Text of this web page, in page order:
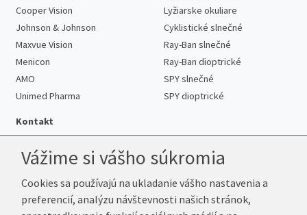
Cooper Vision
Johnson & Johnson
Maxvue Vision
Menicon
AMO
Unimed Pharma
Lyžiarske okuliare
Cyklistické slnečné
Ray-Ban slnečné
Ray-Ban dioptrické
SPY slnečné
SPY dioptrické
Kontakt
Telefón:+421 222 205 863
E-mail:info@k-sosovky.sk
Vážime si vášho súkromia
Cookies sa používajú na ukladanie vášho nastavenia a
preferencií, analýzu návštevnosti našich stránok,